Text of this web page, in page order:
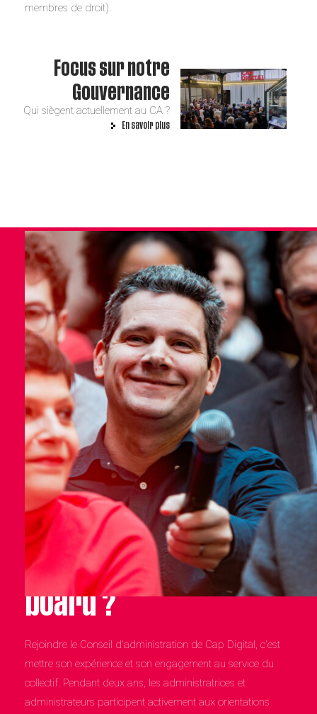
membres de droit).
Focus sur notre
Gouvernance
Qui siègent actuellement au CA ?
En savoir plus
Prêt·e à rejoindre le
board ?
Rejoindre le Conseil d'administration de Cap Digital, c'est
mettre son expérience et son engagement au service du
collectif. Pendant deux ans, les administratrices et
administrateurs participent activement aux orientations